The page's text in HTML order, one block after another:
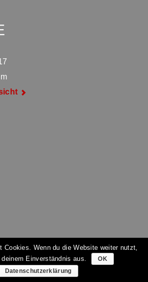
Cookies. Wenn du die Website weiter nutzt,
Einverständnis aus.
OK
Datenschutzerklärung